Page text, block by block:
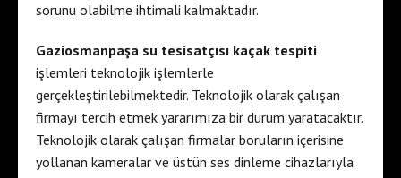
sorunu olabilme ihtimali kalmaktadır.
Gaziosmanpaşa su tesisatçısı kaçak tespiti
işlemleri teknolojik işlemlerle
gerçekleştirilebilmektedir. Teknolojik olarak çalışan
firmayı tercih etmek yararımıza bir durum yaratacaktır.
Teknolojik olarak çalışan firmalar boruların içerisine
yollanan kameralar ve üstün ses dinleme cihazlarıyla